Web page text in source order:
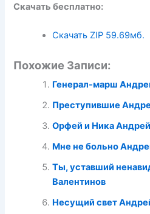
Скачать бесплатно:
Скачать ZIP 59.69мб.
Похожие Записи:
Генерал-марш
Преступившие
Орфей и Ника
Мне не больно
Ты, уставший
Валентинов
Несущий свет